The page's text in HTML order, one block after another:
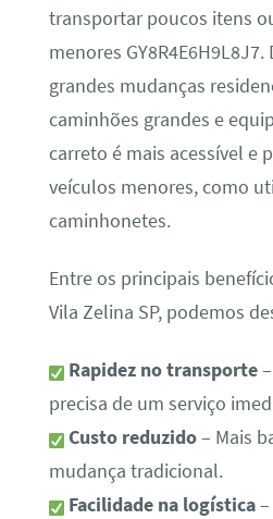
transportar poucos itens
menores
grandes mudanças
caminhões grandes e
carreto é mais acessível e
veículos menores, como
caminhonetes.
Entre os principais
Vila Zelina SP, podemos
Rapidez no transporte–
precisa de um serviço
Custo reduzido– Mais
mudança tradicional.
Facilidade na logística–